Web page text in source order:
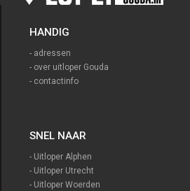
HANDIG
- adressen
- over uitloper Gouda
- contactinfo
SNEL NAAR
- Uitloper Alphen
- Uitloper Utrecht
- Uitloper Woerden